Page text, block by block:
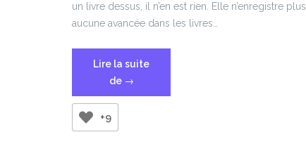
un livre dessus, il n’en est rien. Elle n’enregistre plus
aucune avancée dans les livres…
Lire la suite
de « PocketBook
Touch
→
+9